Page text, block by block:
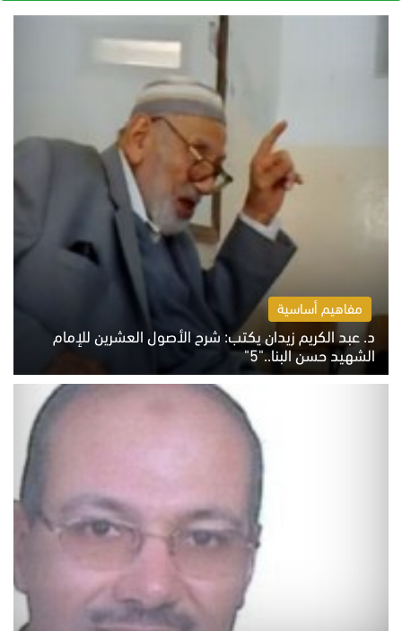
مفاهيم أساسية
د. عبد الكريم زيدان يكتب: شرح الأصول العشرين للإمام
الشهيد حسن البنا.."5"
السبت 8 أغسطس 2026 10:46 ص